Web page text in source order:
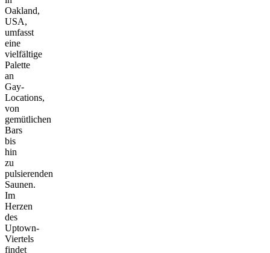
Oakland,
USA,
umfasst
eine
vielfältige
Palette
an
Gay-
Locations,
von
gemütlichen
Bars
bis
hin
zu
pulsierenden
Saunen.
Im
Herzen
des
Uptown-
Viertels
findet